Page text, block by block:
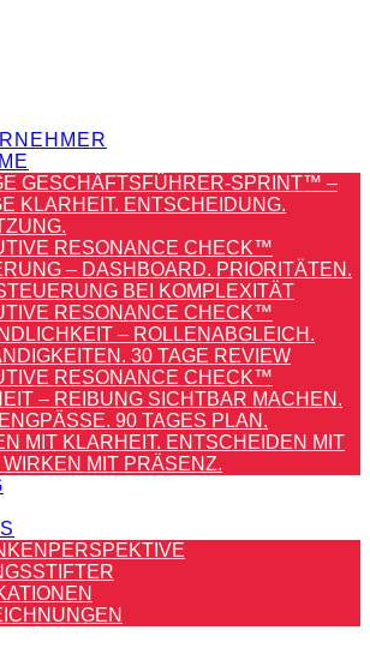
GESCHÄFTSFÜHRER-SPRINT™ –
KLARHEIT. ENTSCHEIDUNG.
RESONANCE CHECK™
– DASHBOARD. PRIORITÄTEN.
BEI KOMPLEXITÄT
RESONANCE CHECK™
– ROLLENABGLEICH.
30 TAGE REVIEW
RESONANCE CHECK™
– REIBUNG SICHTBAR MACHEN.
90 TAGES PLAN.
MIT KLARHEIT. ENTSCHEIDEN MIT
WIRKEN MIT PRÄSENZ.